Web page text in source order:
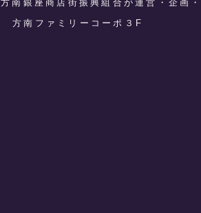
南銀座商店街振興組合が運営・企画
南ファミリーコーポ３F